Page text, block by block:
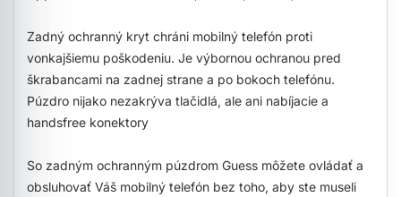
Zadný ochranný kryt chráni mobilný telefón proti
vonkajšiemu poškodeniu. Je výbornou ochranou pred
škrabancami na zadnej strane a po bokoch telefónu.
Púzdro nijako nezakrýva tlačidlá, ale ani nabíjacie a
handsfree konektory
So zadným ochranným púzdrom Guess môžete ovládať a
obsluhovať Váš mobilný telefón bez toho, aby ste museli